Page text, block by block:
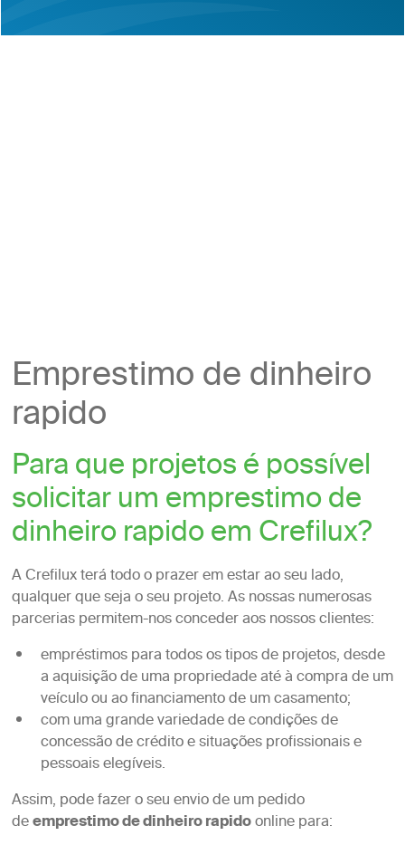
Emprestimo de dinheiro
rapido
Para que projetos é possível
solicitar um emprestimo de
dinheiro rapido em Crefilux?
A Crefilux terá todo o prazer em estar ao seu lado,
qualquer que seja o seu projeto. As nossas numerosas
parcerias permitem-nos conceder aos nossos clientes:
empréstimos para todos os tipos de projetos, desde
a aquisição de uma propriedade até à compra de um
veículo ou ao financiamento de um casamento;
com uma grande variedade de condições de
concessão de crédito e situações profissionais e
pessoais elegíveis.
Assim, pode fazer o seu envio de um pedido
deemprestimo de dinheiro rapidoonline para: